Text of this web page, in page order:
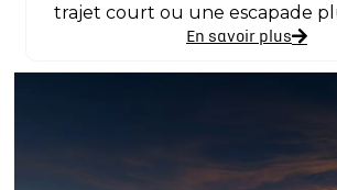
trajet court ou une escapade
En savoir plus